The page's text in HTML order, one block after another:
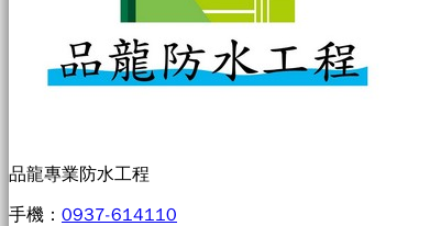
品龍專業防水工程
手機： 0937-614110